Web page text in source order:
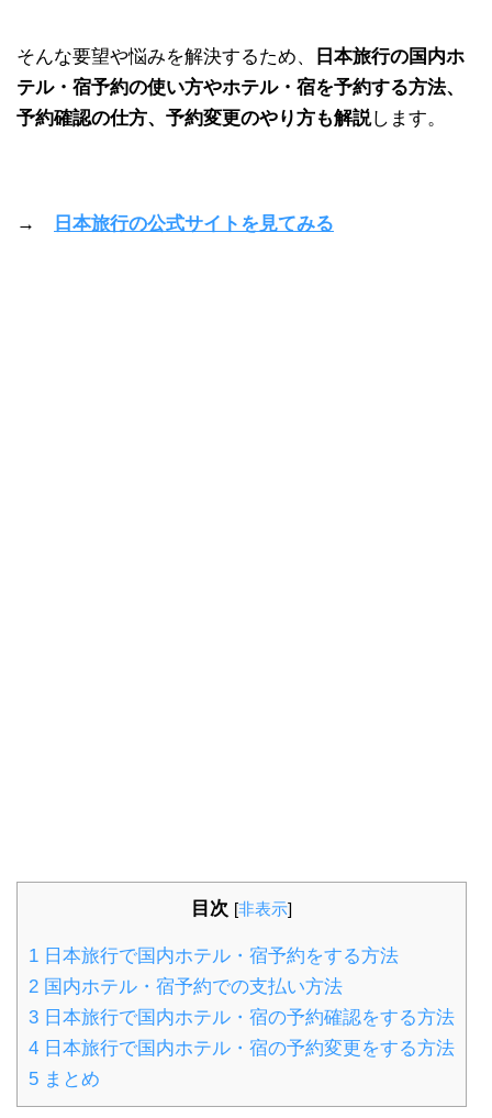
そんな要望や悩みを解決するため、
日本旅行の国内ホ
テル・宿予約の使い方やホテル・宿を予約する方法、
予約確認の仕方、予約変更のやり方も解説します。
→ 日本旅行の公式サイトを見てみる
目次 [非表示]
1 日本旅行で国内ホテル・宿予約をする方法
2 国内ホテル・宿予約での支払い方法
3 日本旅行で国内ホテル・宿の予約確認をする方法
4 日本旅行で国内ホテル・宿の予約変更をする方法
5 まとめ